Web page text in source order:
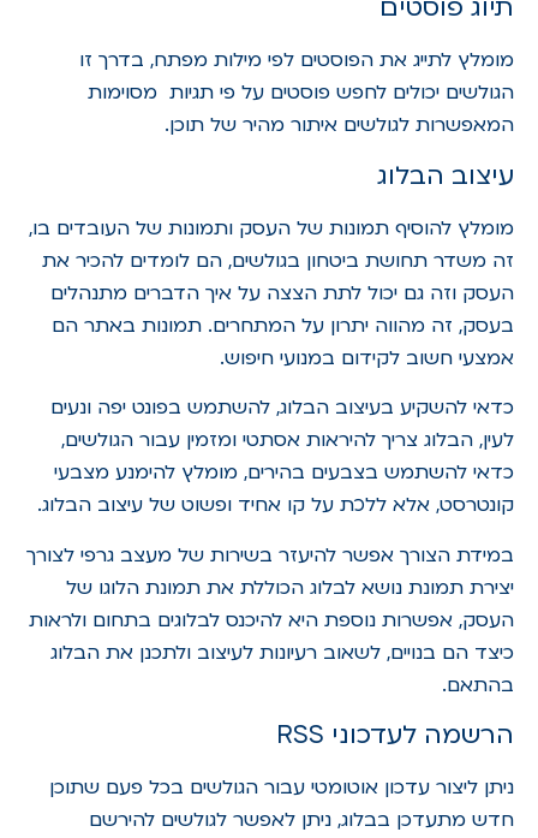
תיוג פוסטים
מומלץ לתייג את הפוסטים לפי מילות מפתח, בדרך זו
הגולשים יכולים לחפש פוסטים על פי תגיות מסוימות
המאפשרות לגולשים איתור מהיר של תוכן.
עיצוב הבלוג
מומלץ להוסיף תמונות של העסק ותמונות של העובדים בו,
זה משדר תחושת ביטחון בגולשים, הם לומדים להכיר את
העסק וזה גם יכול לתת הצצה על איך הדברים מתנהלים
בעסק, זה מהווה יתרון על המתחרים. תמונות באתר הם
אמצעי חשוב לקידום במנועי חיפוש.
כדאי להשקיע בעיצוב הבלוג, להשתמש בפונט יפה ונעים
לעין, הבלוג צריך להיראות אסתטי ומזמין עבור הגולשים,
כדאי להשתמש בצבעים בהירים, מומלץ להימנע מצבעי
קונטרסט, אלא ללכת על קו אחיד ופשוט של עיצוב הבלוג.
במידת הצורך אפשר להיעזר בשירות של מעצב גרפי לצורך
יצירת תמונת נושא לבלוג הכוללת את תמונת הלוגו של
העסק, אפשרות נוספת היא להיכנס לבלוגים בתחום ולראות
כיצד הם בנויים, לשאוב רעיונות לעיצוב ולתכנן את הבלוג
בהתאם.
הרשמה לעדכוני RSS
ניתן ליצור עדכון אוטומטי עבור הגולשים בכל פעם שתוכן
חדש מתעדכן בבלוג, ניתן לאפשר לגולשים להירשם